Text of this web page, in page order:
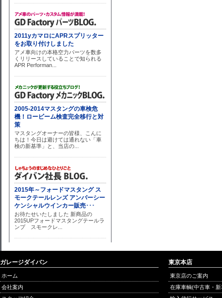
ガレージダイバン
ホーム
会社案内
東京本店
東京店のご案内
在庫車輌(中古車・